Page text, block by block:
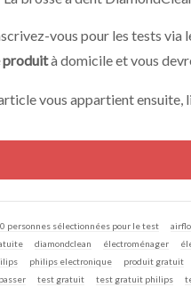
vous pour les tests via
produità domicile et vous
vous appartient ensuite,
personnes sélectionnées pour le test
diamondclean électroménager
philips electronique produit gratuit
test gratuit test gratuit philips